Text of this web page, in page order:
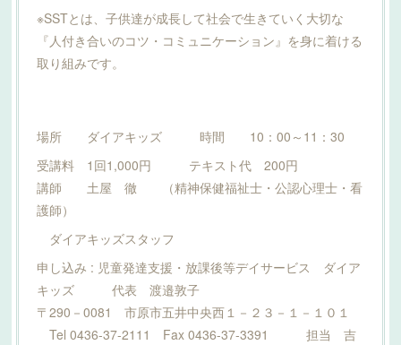
※SSTとは、子供達が成長して社会で生きていく大切な
『人付き合いのコツ・コミュニケーション』を身に着ける
取り組みです。
場所 ダイアキッズ 時間 10：00～11：30
受講料 1回1,000円 テキスト代 200円
講師 土屋 徹 （精神保健福祉士・公認心理士・看
護師）
ダイアキッズスタッフ
申し込み : 児童発達支援・放課後等デイサービス ダイア
キッズ 代表 渡邉敦子
〒290－0081 市原市五井中央西１－２３－１－１０１
Tel 0436-37-2111 Fax 0436-37-3391 担当 吉